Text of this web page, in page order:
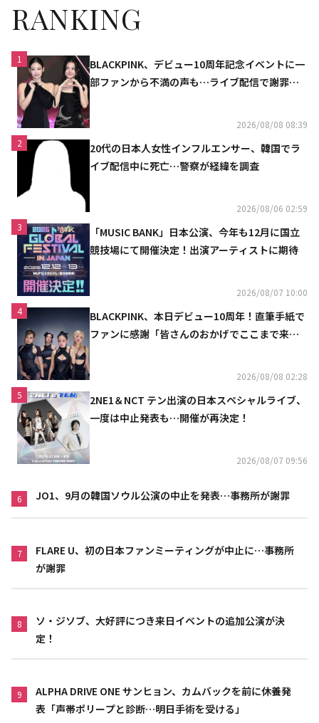
RANKING
1
BLACKPINK、デビュー10周年記念イベントに一
部ファンから不満の声も…ライブ配信で謝罪
2026/08/08 08:39
2
20代の日本人女性インフルエンサー、韓国でラ
イブ配信中に死亡…警察が経緯を調査
2026/08/06 02:59
3
「MUSIC BANK」日本公演、今年も12月に国立
競技場にて開催決定！出演アーティストに期待
2026/08/07 10:00
4
BLACKPINK、本日デビュー10周年！直筆手紙で
ファンに感謝「皆さんのおかげでここまで来ら
2026/08/08 02:28
5
2NE1＆NCT テン出演の日本スペシャルライブ、
一度は中止発表も…開催が再決定！
2026/08/07 09:56
6 JO1、9月の韓国ソウル公演の中止を発表…事務所が謝罪
7
FLARE U、初の日本ファンミーティングが中止に…事務所
が謝罪
8
ソ・ジソブ、大好評につき来日イベントの追加公演が決
定！
9
ALPHA DRIVE ONE サンヒョン、カムバックを前に休養発
表「声帯ポリープと診断…明日手術を受ける」